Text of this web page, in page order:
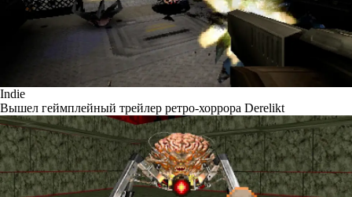
Indie
Вышел геймплейный трейлер ретро-хоррора Derelikt